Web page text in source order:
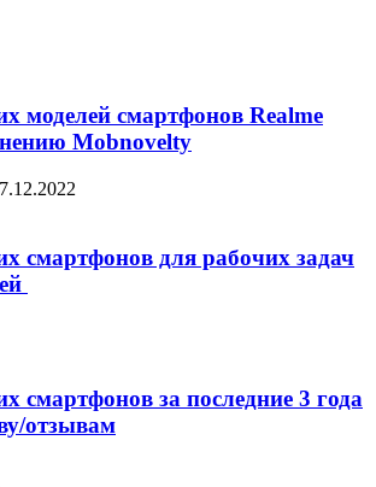
моделей смартфонов Realme
Mobnovelty
смартфонов для рабочих задач
смартфонов за последние 3 года
отзывам